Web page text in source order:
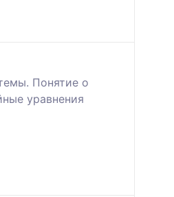
Понятие о
уравнения